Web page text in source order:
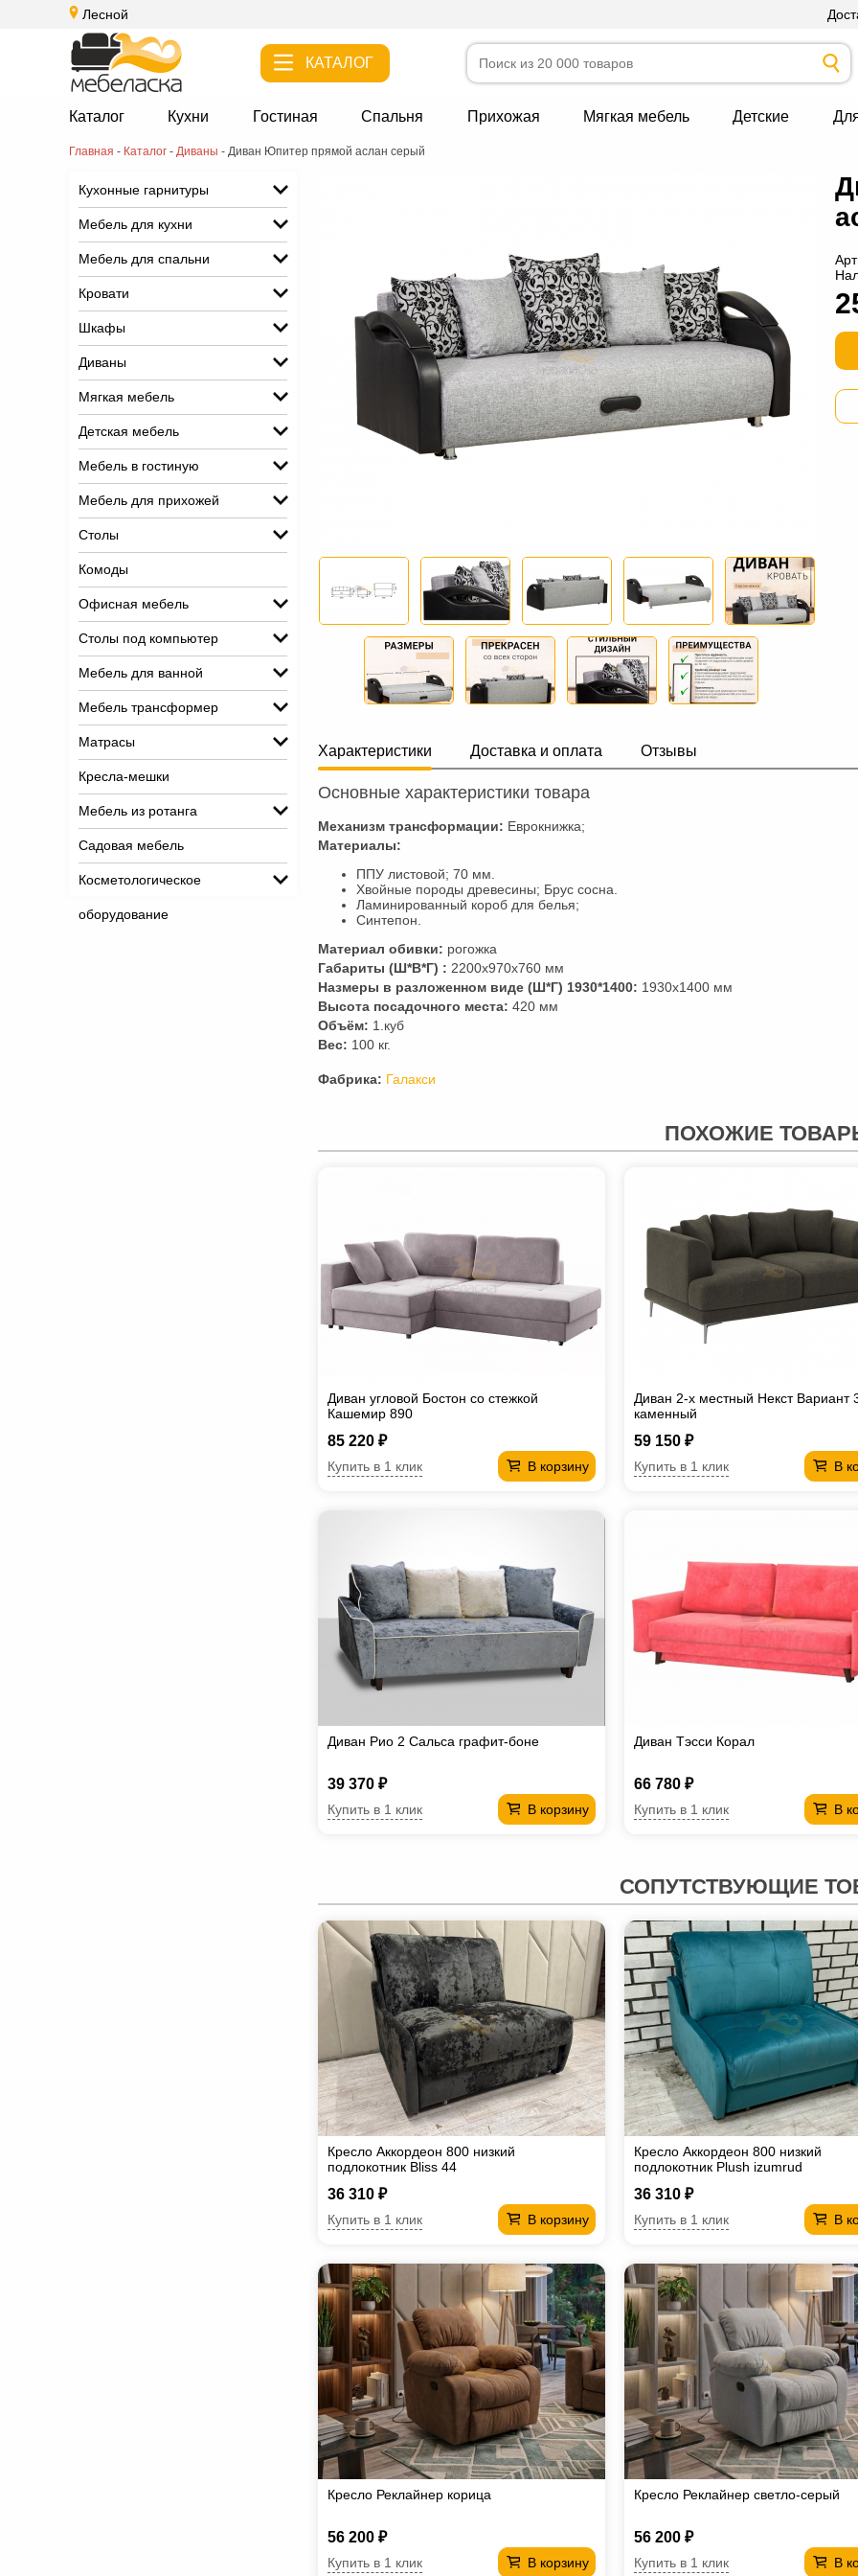
Лесной
КАТАЛОГ
Каталог Кухни Гостиная Спальня Прихожая Мягкая мебель Детские
Главная - Каталог - Диваны - Диван Юпитер прямой аслан серый
Кухонные гарнитуры
Мебель для кухни
Мебель для спальни
Кровати
Шкафы
Диваны
Мягкая мебель
Детская мебель
Мебель в гостиную
Мебель для прихожей
Столы
Комоды
Офисная мебель
Столы под компьютер
Мебель для ванной
Мебель трансформер
Матрасы
Кресла-мешки
Мебель из ротанга
Садовая мебель
Косметологическое
оборудование
Характеристики Доставка и оплата Отзывы
Основные характеристики товара
Механизм трансформации: Еврокнижка;
Материалы:
ППУ листовой; 70 мм.
Хвойные породы древесины; Брус сосна.
Ламинированный короб для белья;
Синтепон.
Материал обивки: рогожка
Габариты (Ш*В*Г) : 2200х970х760 мм
Hазмеры в разложенном виде (Ш*Г) 1930*1400: 1930х1400 мм
Высота посадочного места: 420 мм
Объём: 1.куб
Вес: 100 кг.
Фабрика: Галакси
ПОХОЖИЕ
Диван угловой Бостон со стежкой
Кашемир 890
85 220 ₽
В корзину
Купить в 1 клик
Диван 2-х местный Некст Вариант
каменный
59 150 ₽
В
Купить в 1 клик
Диван Рио 2 Сальса графит-боне
39 370 ₽
В корзину
Купить в 1 клик
Диван Тэсси Корал
66 780 ₽
В
Купить в 1 клик
СОПУТСТВУЮЩИЕ
Кресло Аккордеон 800 низкий
подлокотник Вliss 44
36 310 ₽
В корзину
Купить в 1 клик
Кресло Аккордеон 800 низкий
подлокотник Plush izumrud
36 310 ₽
В
Купить в 1 клик
Кресло Реклайнер корица
56 200 ₽
В корзину
Купить в 1 клик
Кресло Реклайнер светло-серый
56 200 ₽
В
Купить в 1 клик